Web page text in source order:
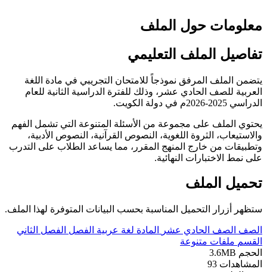
معلومات حول الملف
تفاصيل الملف التعليمي
يتضمن الملف المرفق نموذجاً للامتحان التجريبي في مادة اللغة
العربية للصف الحادي عشر، وذلك للفترة الدراسية الثانية للعام
الدراسي 2025-2026م في دولة الكويت.
يحتوي الملف على مجموعة من الأسئلة المتنوعة التي تشمل الفهم
والاستيعاب، الثروة اللغوية، النصوص القرآنية، النصوص الأدبية،
وتطبيقات من خارج المنهج المقرر، مما يساعد الطلاب على التدرب
على نمط الاختبارات النهائية.
تحميل الملف
ستظهر أزرار التحميل المناسبة بحسب البيانات المتوفرة لهذا الملف.
الصف الصف الحادي عشر المادة لغة عربية الفصل
الفصل الثاني
القسم ملفات متنوعة
الحجم 3.6MB
المشاهدات 93